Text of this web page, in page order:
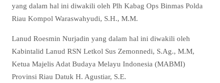
yang dalam hal ini diwakili oleh Plh Kabag Ops Binmas Polda
Riau Kompol Waraswahyudi, S.H., M.M.
Lanud Roesmin Nurjadin yang dalam hal ini diwakili oleh
Kabintalid Lanud RSN Letkol Sus Zemonnedi, S.Ag., M.M,
Ketua Majelis Adat Budaya Melayu Indonesia (MABMI)
Provinsi Riau Datuk H. Agustiar, S.E.